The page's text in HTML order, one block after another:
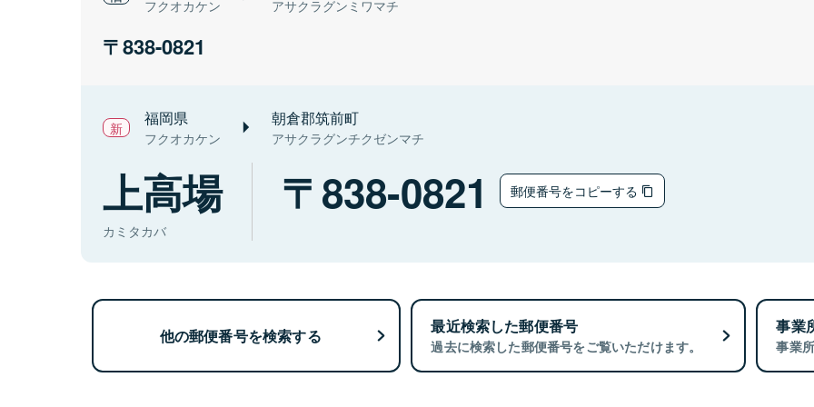
フクオカケン アサクラグンミワマチ
838-0821
福岡県
フクオカケン
朝倉郡筑前町
アサクラグンチクゼンマチ
上高場
カミタカバ
838-0821 郵便番号をコピーする
他の郵便番号を検索する 最近検索した郵便番号
過去に検索した郵便番号をご覧いただけます。
事業
事業